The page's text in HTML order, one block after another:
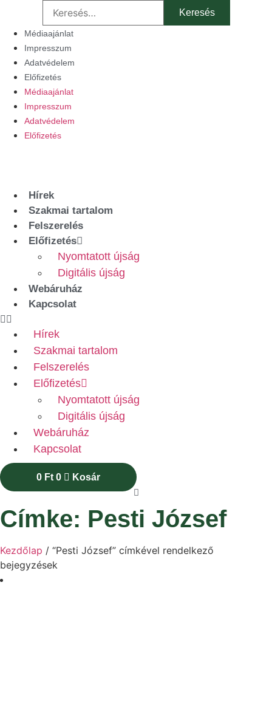
tartalomhoz
Keresés:
Médiaajánlat
Impresszum
Adatvédelem
Előfizetés
Médiaajánlat
Impresszum
Adatvédelem
Előfizetés
Hírek
Szakmai tartalom
Felszerelés
Előfizetés
Nyomtatott újság
Digitális újság
Webáruház
Kapcsolat
Hírek
Szakmai tartalom
Felszerelés
Előfizetés
Nyomtatott újság
Digitális újság
Webáruház
Kapcsolat
0 Ft 0 Kosár
Címke: Pesti József
Kezdőlap / “Pesti József” címkével rendelkező
bejegyzések